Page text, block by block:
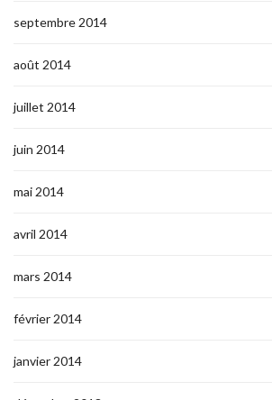
septembre 2014
août 2014
juillet 2014
juin 2014
mai 2014
avril 2014
mars 2014
février 2014
janvier 2014